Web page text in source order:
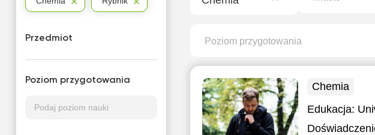
Poziom przygotowania
Chemia
Edukacja:
Przedmiot
Poziom przygotowania